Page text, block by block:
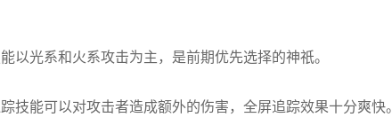
以光系和火系攻击为主，是前期优先选择的神祇。
技能可以对攻击者造成额外的伤害，全屏追踪效果十分爽快。